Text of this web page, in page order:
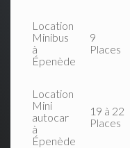
Location
Minibus
à
Épenède
9
Places
Location
Mini
autocar
à
Épenède
19 à 22
Places